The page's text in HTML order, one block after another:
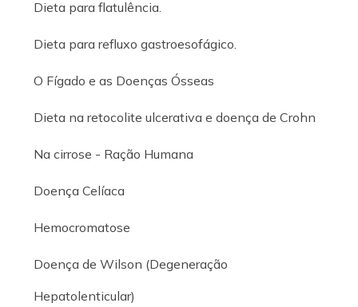
Dieta para flatulência.
Dieta para refluxo gastroesofágico.
O Fígado e as Doenças Ósseas
Dieta na retocolite ulcerativa e doença de Crohn
Na cirrose - Ração Humana
Doença Celíaca
Hemocromatose
Doença de Wilson (Degeneração
Hepatolenticular)